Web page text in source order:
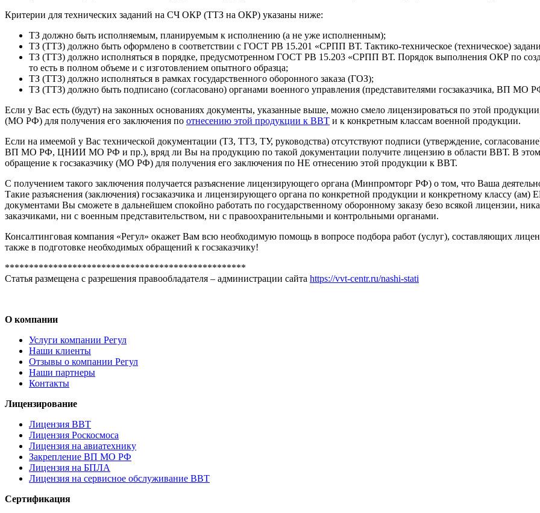
Критерии для технических заданий на СЧ ОКР (ТТЗ на ОКР) указаны ниже:
ТЗ должно быть исполняемым, планируемым к исполнению (а не уже исполненным);
ТЗ (ТТЗ) должно быть оформлено в соответствии с ГОСТ РВ 15.201 «СРПП ВТ. Тактико-техническое (техническое)
ТЗ (ТТЗ) должно исполняться в порядке, предусмотренном ГОСТ РВ 15.203 «СРПП ВТ. Порядок выполнения ОКР по
то есть в полном объеме и с изготовлением опытного образца;
ТЗ (ТТЗ) должно исполняться в рамках государственного оборонного заказа (ГОЗ);
ТЗ (ТТЗ) должно быть подписано (согласовано) органами военного управления (представителями госзаказчика, ВП
Если у Вас есть (будут) на законных основаниях документы, указанные выше, можно смело лицензироваться по этой
(МО РФ) для получения его заключения по отнесению этой продукции к ВВТ и к конкретным классам военной продукции.
Если на имеемой у Вас технической документации (ТЗ, ТТЗ, ТУ, руководства) отсутствуют подписи (утверждение,
ВП МО РФ, ЦНИИ МО РФ и пр.), вряд ли Вы на продукцию по такой документации получите лицензию в области ВВТ. В этом
обращение к госзаказчику (МО РФ) для получения его заключения по НЕ отнесению этой продукции к ВВТ.
С получением такого заключения получается разъяснение лицензирующего органа (Минпромторг РФ) о том, что Ваша
Такие разъяснения (заключения) госзаказчика и лицензирующего органа по конкретной продукции и конкретному классу
документами Вы сможете в дальнейшем спокойно работать по государственному оборонному заказу безо всякой лицензии,
заказчиками, ни с военным представительством, ни с правоохранительными и контрольными органами.
Консалтинговая компания «Регул» окажет Вам всю необходимую помощь в вопросе подбора работ (услуг), составляющих
также в подготовке необходимых обращений к госзаказчику!
**************************************************
Статья размещена с разрешения правообладателя – администрации сайта https://vvt-centr.ru/nashi-stati
О компании
Услуги компании Регул
Наши клиенты
Отзывы о компании Регул
Наши партнеры
Контакты
Лицензирование
Лицензия ВВТ
Лицензия Роскосмоса
Лицензия на авиатехнику
Закрепление ВП МО РФ
Лицензия на БПЛА
Лицензия на сервисное обслуживание ВВТ
Сертификация